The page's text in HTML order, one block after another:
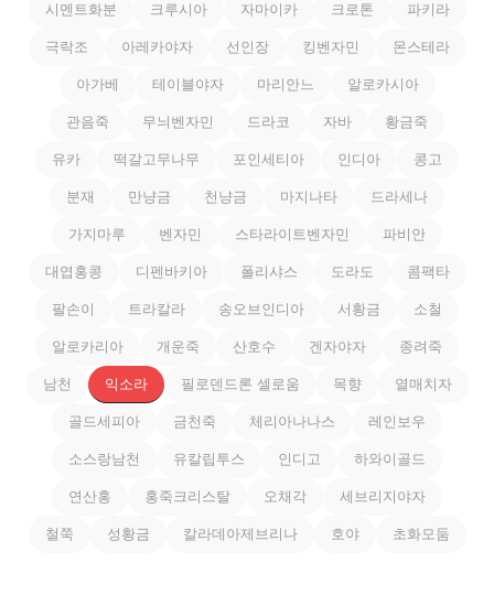
시멘트화분 크루시아 자마이카 크로톤 파키라
극락조 아레카야자 선인장 킹벤자민 몬스테라
아가베 테이블야자 마리안느 알로카시아
관음죽 무늬벤자민 드라코 자바 황금죽
유카 떡갈고무나무 포인세티아 인디아 콩고
분재 만냥금 천냥금 마지나타 드라세나
가지마루 벤자민 스타라이트벤자민 파비안
대엽홍콩 디펜바키아 폴리샤스 도라도 콤팩타
팔손이 트라칼라 송오브인디아 서황금 소철
알로카리아 개운죽 산호수 겐자야자 종려죽
남천 익소라 필로덴드론 셀로움 목향 열매치자
골드세피아 금천죽 체리아나나스 레인보우
소스랑남천 유칼립투스 인디고 하와이골드
연산홍 홍죽크리스탈 오채각 세브리지야자
철쭉 성황금 칼라데아제브리나 호야 초화모둠